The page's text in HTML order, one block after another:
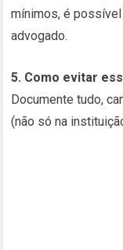
mínimos, é
advogado.
5. Como evitar
Documente tudo,
(não só na